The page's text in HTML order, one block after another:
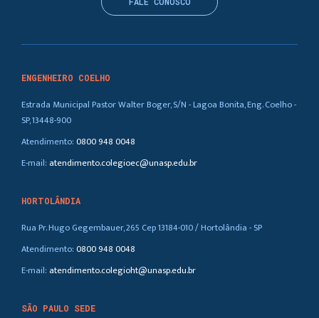
ENGENHEIRO COELHO
Estrada Municipal Pastor Walter Boger, S/N - Lagoa Bonita, Eng. Coelho -
SP, 13448-900
Atendimento:0800 948 0048
E-mail: atendimento.colegioec@unasp.edu.br
HORTOLÂNDIA
Rua Pr. Hugo Gegembauer, 265 Cep 13184-010 / Hortolândia - SP
Atendimento:0800 948 0048
E-mail: atendimento.colegioht@unasp.edu.br
SÃO PAULO SEDE